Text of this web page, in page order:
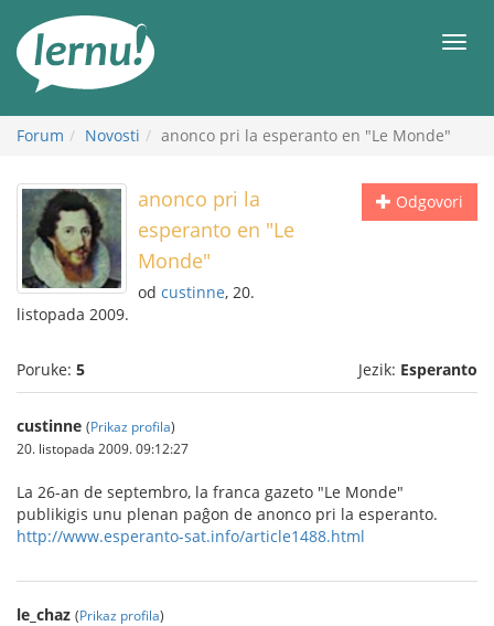
Meni
Forum Novosti anonco pri la esperanto en "Le Monde"
Odgovori
anonco pri la
esperanto en "Le
Monde"
od custinne, 20.
listopada 2009.
Poruke: 5 Jezik: Esperanto
custinne (Prikaz profila)
20. listopada 2009. 09:12:27
La 26-an de septembro, la franca gazeto "Le Monde"
publikigis unu plenan paĝon de anonco pri la esperanto.
http://www.esperanto-sat.info/article1488.html
le_chaz (Prikaz profila)